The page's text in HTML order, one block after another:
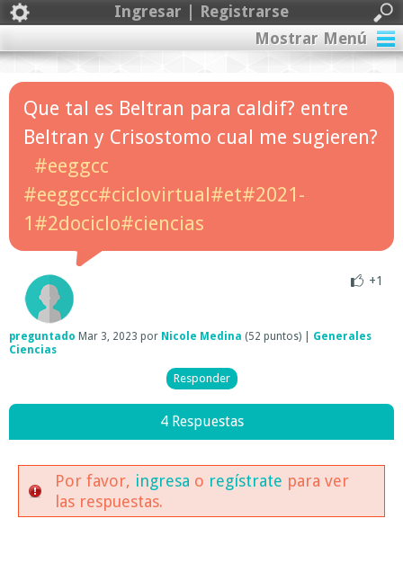
Ingresar | Registrarse
Mostrar Menú
Que tal es Beltran para caldif? entre
Beltran y Crisostomo cual me sugieren?
#eeggcc
#eeggcc#ciclovirtual#et#2021-
1#2dociclo#ciencias
+1
preguntado Mar 3, 2023 por Nicole Medina (52 puntos)
Generales
Ciencias
4 Respuestas
Por favor, ingresa o regístrate para ver
las respuestas.